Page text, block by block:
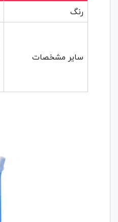
رنگ
سایر مشخصات